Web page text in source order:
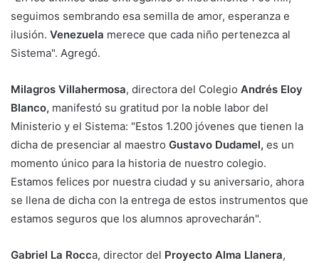
seguimos sembrando esa semilla de amor, esperanza e
ilusión. Venezuela merece que cada niño pertenezca al
Sistema". Agregó.
Milagros Villahermosa, directora del Colegio Andrés Eloy
Blanco, manifestó su gratitud por la noble labor del
Ministerio y el Sistema: "Estos 1.200 jóvenes que tienen la
dicha de presenciar al maestro Gustavo Dudamel, es un
momento único para la historia de nuestro colegio.
Estamos felices por nuestra ciudad y su aniversario, ahora
se llena de dicha con la entrega de estos instrumentos que
estamos seguros que los alumnos aprovecharán".
Gabriel La Rocca, director del Proyecto Alma Llanera,